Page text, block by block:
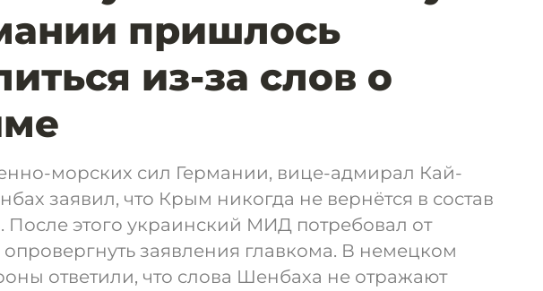
пришлось
из-за слов о
морских сил Германии, вице-адмирал Кай-
заявил, что Крым никогда не вернётся в состав
После этого украинский МИД потребовал от
заявления главкома. В немецком
ответили, что слова Шенбаха не отражают